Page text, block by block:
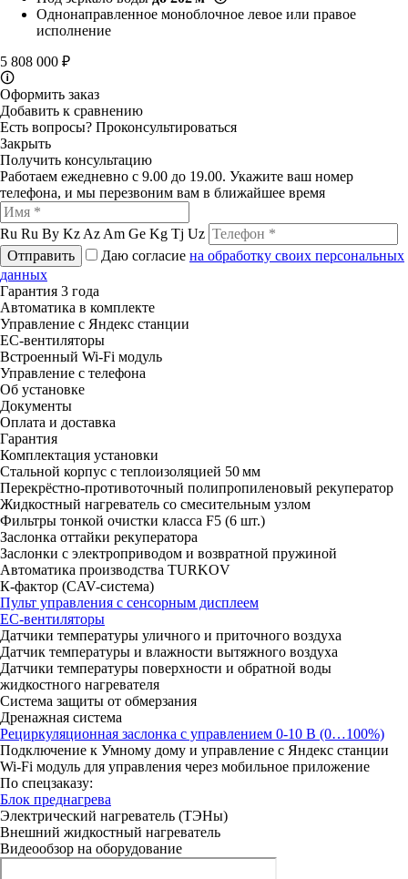
Однонаправленное моноблочное левое или правое
исполнение
5 808 000 ₽
🛈
Оформить заказ
Добавить к сравнению
Есть вопросы? Проконсультироваться
Закрыть
Получить консультацию
Работаем ежедневно с 9.00 до 19.00. Укажите ваш номер
телефона, и мы перезвоним вам в ближайшее время
Ru Ru By Kz Az Am Ge Kg Tj Uz
Отправить
Даю согласие на обработку своих персональных
данных
Гарантия 3 года
Автоматика в комплекте
Управление с Яндекс станции
ЕС-вентиляторы
Встроенный Wi-Fi модуль
Управление с телефона
Об установке
Документы
Оплата и доставка
Гарантия
Комплектация установки
Стальной корпус с теплоизоляцией 50 мм
Перекрёстно-противоточный полипропиленовый рекуператор
Жидкостный нагреватель со смесительным узлом
Фильтры тонкой очистки класса F5 (6 шт.)
Заслонка оттайки рекуператора
Заслонки с электроприводом и возвратной пружиной
Автоматика производства TURKOV
К-фактор (CAV-система)
Пульт управления с сенсорным дисплеем
ЕС-вентиляторы
Датчики температуры уличного и приточного воздуха
Датчик температуры и влажности вытяжного воздуха
Датчики температуры поверхности и обратной воды
жидкостного нагревателя
Система защиты от обмерзания
Дренажная система
Рециркуляционная заслонка с управлением 0-10 В (0…100%)
Подключение к Умному дому и управление с Яндекс станции
Wi-Fi модуль для управления через мобильное приложение
По спецзаказу:
Блок преднагрева
Электрический нагреватель (ТЭНы)
Внешний жидкостный нагреватель
Видеообзор на оборудование